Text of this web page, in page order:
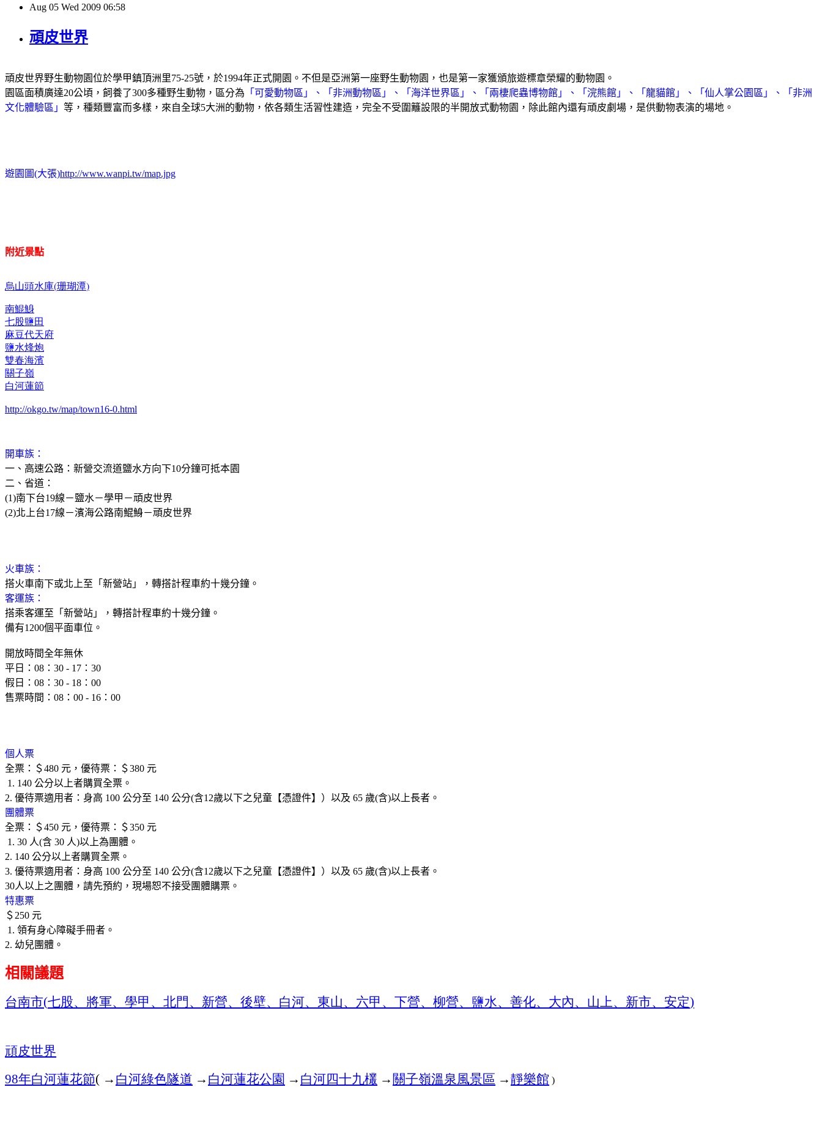
Aug 05 Wed 2009 06:58
頑皮世界
頑皮世界野生動物園位於學甲鎮頂洲里75-25號，於1994年正式開園。不但是亞洲第一座野生動物園，也是第一家獲頒旅遊標章榮耀的動物園。
園區面積廣達20公頃，飼養了300多種野生動物，區分為 「可愛動物區」、「非洲動物區」、「海洋世界區」、「兩棲爬蟲博物館」、「浣熊館」、「龍貓館」、「仙人掌公園區」、「非洲
文化體驗區」 等，種類豐富而多樣，來自全球5大洲的動物，依各類生活習性建造，完全不受圍籬設限的半開放式動物園，除此館內還有頑皮劇場，是供動物表演的場地。
遊園圖(大張)http://www.wanpi.tw/map.jpg
附近景點
烏山頭水庫(珊瑚潭)
南鯤鯓
七股鹽田
麻豆代天府
鹽水烽炮
雙春海濱
關子嶺
白河蓮節
http://okgo.tw/map/town16-0.html
開車族：
一、高速公路：新營交流道鹽水方向下10分鐘可抵本園
二、省道：
(1)南下台19線－鹽水－學甲－頑皮世界
(2)北上台17線－濱海公路南鯤鯓－頑皮世界
火車族：
搭火車南下或北上至「新營站」，轉搭計程車約十幾分鐘。
客運族：
搭乘客運至「新營站」，轉搭計程車約十幾分鐘。
備有1200個平面車位。
開放時間全年無休
平日： 08 ： 30 - 17 ： 30
假日： 08 ： 30 - 18 ： 00
售票時間： 08 ： 00 - 16 ： 00
個人票
全票：＄480 元，優待票：＄380 元
1. 140 公分以上者購買全票。
2. 優待票適用者：身高 100 公分至 140 公分(含12歲以下之兒童【憑證件】）以及 65 歲(含)以上長者。
團體票
全票：＄450 元，優待票：＄350 元
1. 30 人(含 30 人)以上為團體。
2. 140 公分以上者購買全票。
3. 優待票適用者：身高 100 公分至 140 公分(含12歲以下之兒童【憑證件】）以及 65 歲(含)以上長者。
30人以上之團體，請先預約，現場恕不接受團體購票。
特惠票
＄ 250 元
1. 領有身心障礙手冊者。
2. 幼兒團體。
相關議題
台南市(七股、將軍、學甲、北門、新營、後壁、白河、東山、六甲、下營、柳營、鹽水、善化、大內、山上、新市、安定)
頑皮世界
98年白河蓮花節( →白河綠色隧道 →白河蓮花公園 →白河四十九欉 →關子嶺溫泉風景區 →靜樂館 )